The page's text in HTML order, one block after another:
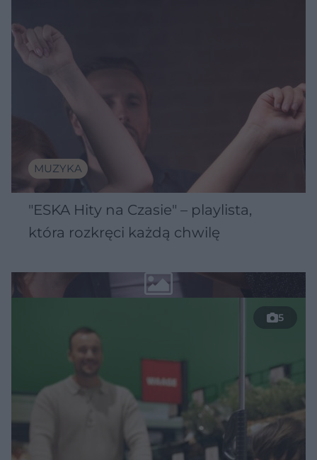
MUZYKA
"ESKA Hity na Czasie" – playlista,
która rozkręci każdą chwilę
5